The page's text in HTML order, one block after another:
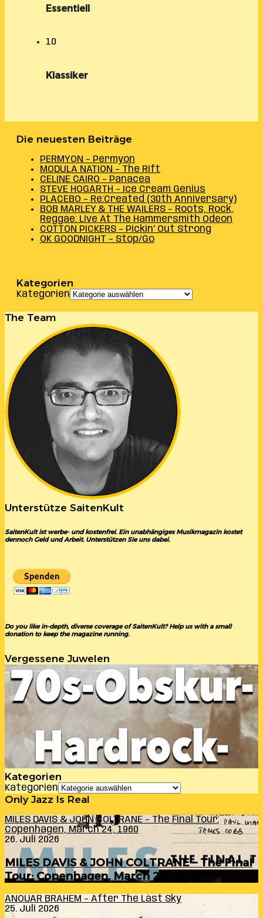
Essentiell
10
Klassiker
Die neuesten Beiträge
PERMYON – Permyon
MODULA NATION – The Rift
CELINE CAIRO – Panacea
STEVE HOGARTH – Ice Cream Genius
PLACEBO – Re:Created (30th Anniversary)
BOB MARLEY & THE WAILERS – Roots, Rock,
Reggae: Live At The Hammersmith Odeon
COTTON PICKERS – Pickin’ Out Strong
OK GOODNIGHT – Stop/Go
Kategorien
Kategorien
The Team
Unterstütze SaitenKult
SaitenKult ist werbe- und kostenfrei. Ein unabhängiges Musikmagazin kostet
dennoch Geld und Arbeit. Unterstützen Sie uns dabei.
Do you like in-depth, diverse coverage of SaitenKult? Help us with a small
donation to keep the magazine running.
Vergessene Juwelen
Kategorien
Kategorien
Only Jazz Is Real
MILES DAVIS & JOHN COLTRANE – The Final Tour:
Copenhagen, March 24, 1960
26. Juli 2026
MILES DAVIS & JOHN COLTRANE – The Final
Tour: Copenhagen, March 24, 1960
ANOUAR BRAHEM – After The Last Sky
25. Juli 2026